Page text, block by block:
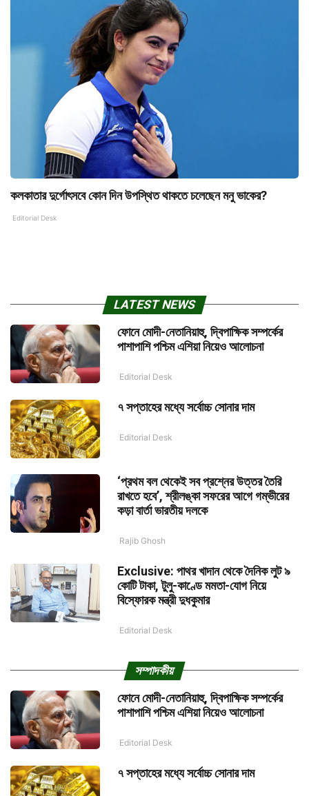
কলকাতার দুর্গোৎসবে কোন দিন উপস্থিত থাকতে চলেছেন মনু ভাকের?
Editorial Desk
LATEST NEWS
ফোনে মোদী-নেতানিয়াহু, দ্বিপাক্ষিক সম্পর্কের
পাশাপাশি পশ্চিম এশিয়া নিয়েও আলোচনা
Editorial Desk
৭ সপ্তাহের মধ্যে সর্বোচ্চ সোনার দাম
Editorial Desk
‘প্রথম বল থেকেই সব প্রশ্নের উত্তর তৈরি
রাখতে হবে’, শ্রীলঙ্কা সফরের আগে গম্ভীরের
কড়া বার্তা ভারতীয় দলকে
Rajib Ghosh
Exclusive: পাথর খাদান থেকে দৈনিক লুট ৯
কোটি টাকা, টুলু-কাণ্ডে মমতা-যোগ নিয়ে
বিস্ফোরক মন্ত্রী দুধকুমার
Editorial Desk
সম্পাদকীয়
ফোনে মোদী-নেতানিয়াহু, দ্বিপাক্ষিক সম্পর্কের
পাশাপাশি পশ্চিম এশিয়া নিয়েও আলোচনা
Editorial Desk
৭ সপ্তাহের মধ্যে সর্বোচ্চ সোনার দাম